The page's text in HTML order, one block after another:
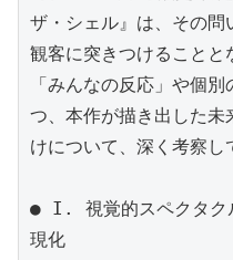
ザ・シェル』は、その問
観客に突きつけること
「みんなの反応」や個
つ、本作が描き出した
けについて、深く考察し
● I. 視覚的スペクタク
現化